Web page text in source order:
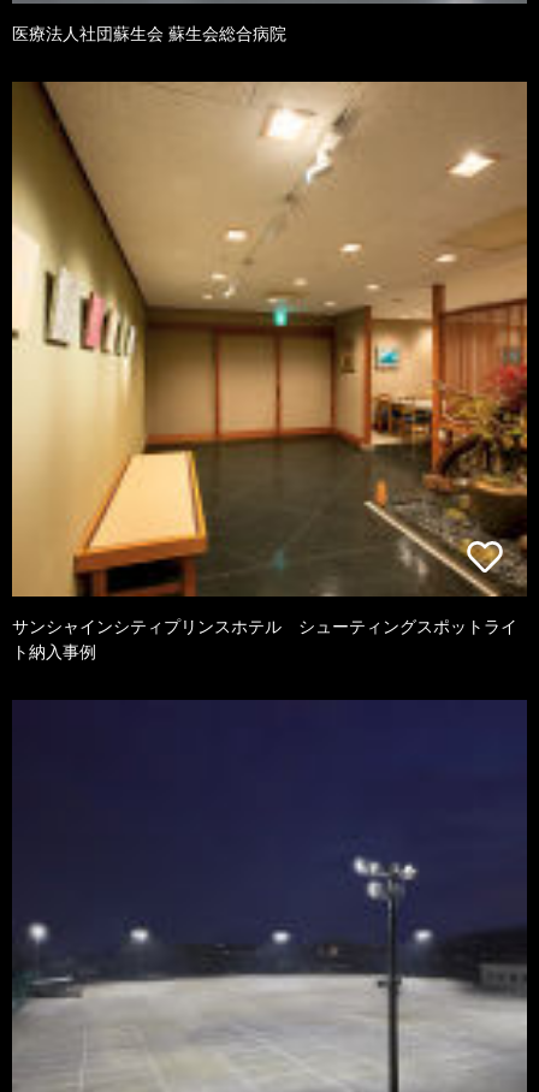
医療法人社団蘇生会 蘇生会総合病院
サンシャインシティプリンスホテル シューティングスポットライ
ト納入事例